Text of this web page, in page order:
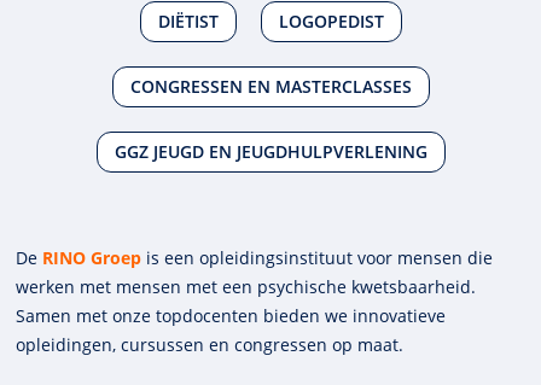
DIËTIST LOGOPEDIST
CONGRESSEN EN MASTERCLASSES
GGZ JEUGD EN JEUGDHULPVERLENING
De RINO Groep is een opleidings­insti­tuut voor mensen die
werken met mensen met een psychische kwets­baar­heid.
Samen met onze top­docenten bieden we innova­tieve
opleidingen, cursussen en congres­sen op maat.